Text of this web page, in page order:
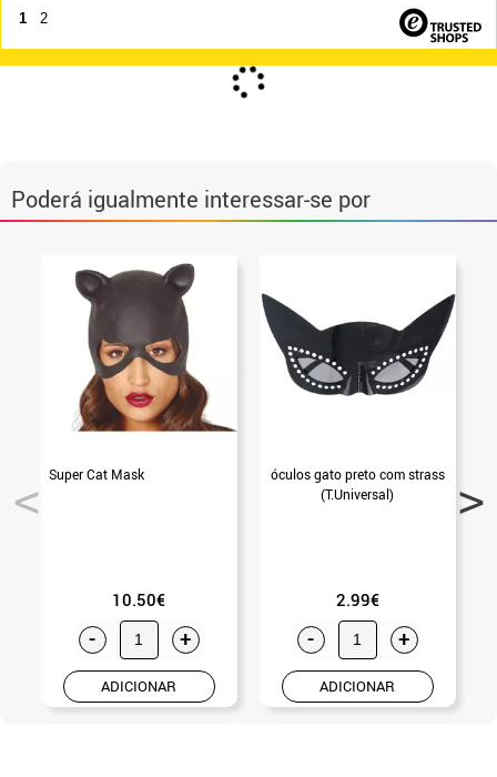
1 2
Poderá igualmente interessar-se por
Super Cat Mask
10.50€
- +
ADICIONAR
óculos gato preto com strass
(T.Universal)
2.99€
- +
ADICIONAR